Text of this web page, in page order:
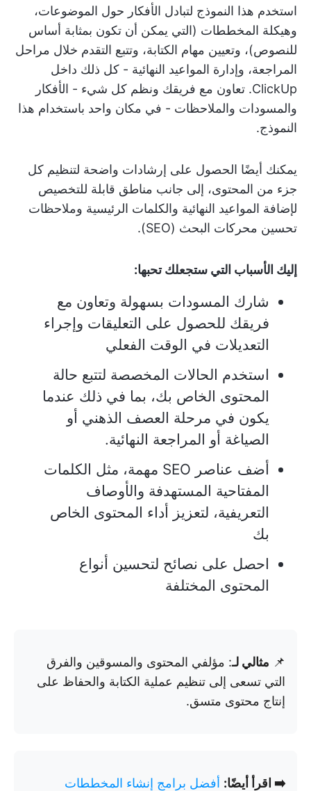
استخدم هذا النموذج لتبادل الأفكار حول الموضوعات،
وهيكلة المخططات (التي يمكن أن تكون بمثابة أساس
للنصوص)، وتعيين مهام الكتابة، وتتبع التقدم خلال مراحل
المراجعة، وإدارة المواعيد النهائية - كل ذلك داخل
ClickUp. تعاون مع فريقك ونظم كل شيء - الأفكار
والمسودات والملاحظات - في مكان واحد باستخدام هذا
النموذج.
يمكنك أيضًا الحصول على إرشادات واضحة لتنظيم كل
جزء من المحتوى، إلى جانب مناطق قابلة للتخصيص
لإضافة المواعيد النهائية والكلمات الرئيسية وملاحظات
تحسين محركات البحث (SEO).
إليك الأسباب التي ستجعلك تحبها:
شارك المسودات بسهولة وتعاون مع
فريقك للحصول على التعليقات وإجراء
التعديلات في الوقت الفعلي
استخدم الحالات المخصصة لتتبع حالة
المحتوى الخاص بك، بما في ذلك عندما
يكون في مرحلة العصف الذهني أو
الصياغة أو المراجعة النهائية.
أضف عناصر SEO مهمة، مثل الكلمات
المفتاحية المستهدفة والأوصاف
التعريفية، لتعزيز أداء المحتوى الخاص
بك
احصل على نصائح لتحسين أنواع
المحتوى المختلفة
📌 مثالي لـ: مؤلفي المحتوى والمسوقين والفرق
التي تسعى إلى تنظيم عملية الكتابة والحفاظ على
إنتاج محتوى متسق.
➡️ اقرأ أيضًا: أفضل برامج إنشاء المخططات